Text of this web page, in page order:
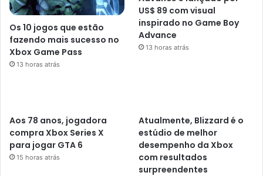
Os 10 jogos que estão
fazendo mais sucesso no
Xbox Game Pass
13 horas atrás
US$ 89 com visual
inspirado no Game Boy
Advance
13 horas atrás
Aos 78 anos, jogadora
compra Xbox Series X
para jogar GTA 6
15 horas atrás
Atualmente, Blizzard é o
estúdio de melhor
desempenho da Xbox
com resultados
surpreendentes